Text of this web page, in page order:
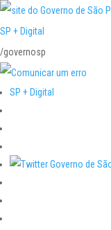
SP + Digital
/governosp
SP + Digital